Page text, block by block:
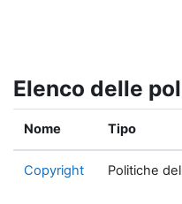
Elenco delle
Nome Tipo
Copyright Politiche